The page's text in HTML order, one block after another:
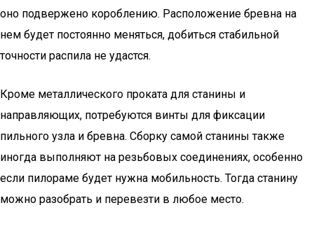
оно подвержено короблению. Расположение бревна на
нем будет постоянно меняться, добиться стабильной
точности распила не удастся.
Кроме металлического проката для станины и
направляющих, потребуются винты для фиксации
пильного узла и бревна. Сборку самой станины также
иногда выполняют на резьбовых соединениях, особенно
если пилораме будет нужна мобильность. Тогда станину
можно разобрать и перевезти в любое место.